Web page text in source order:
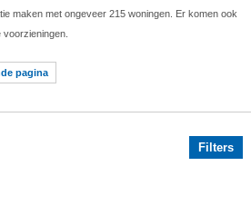
maken met ongeveer 215 woningen. Er komen ook
pagina
Filters